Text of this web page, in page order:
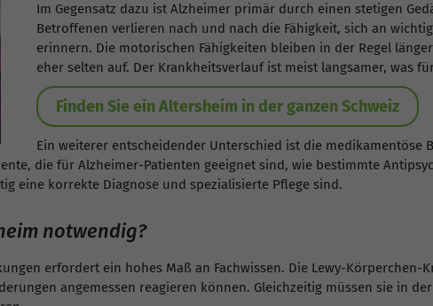
Im Gegensatz dazu ist Alzheimer primär durch einen stetigen
Betroffenen verlieren nach und nach die Fähigkeit, sich an
erinnern. Die motorischen Fähigkeiten bleiben in der Regel
eher selten auf. Der Krankheitsverlauf ist meist langsamer, was
Finden Sie ein Altersheim in der ganzen Schweiz
Ein weiterer entscheidender Unterschied ist die medikamentöse
die für Alzheimer-Patienten geeignet sind, wie bestimmte
eine korrekte Diagnose und spezialisierte Pflege sind.
notwendig?
erfordert ein hohes Maß an Fachwissen. Die Lewy-Körperchen-
angemessen reagieren können. Gleichzeitig müssen sie in